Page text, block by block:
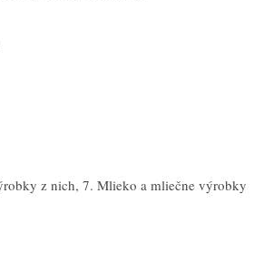
z nich, 7. Mlieko a mliečne výrobky